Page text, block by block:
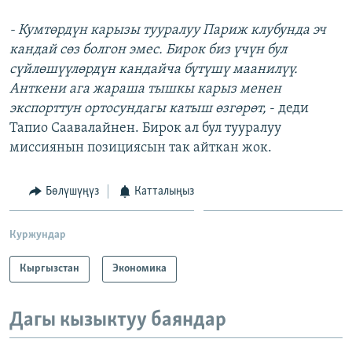
- Кумтөрдүн карызы тууралуу Париж клубунда эч
кандай сөз болгон эмес. Бирок биз үчүн бул
сүйлөшүүлөрдүн кандайча бүтүшү маанилүү.
Анткени ага жараша тышкы карыз менен
экспорттун ортосундагы катыш өзгөрөт, - деди
Тапио Саавалайнен. Бирок ал бул тууралуу
миссиянын позициясын так айткан жок.
Бөлүшүңүз Катталыңыз
Куржундар
Кыргызстан Экономика
Дагы кызыктуу баяндар